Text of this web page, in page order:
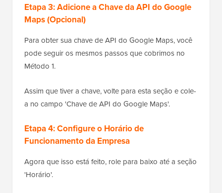
Etapa 3: Adicione a Chave da API do Google
Maps (Opcional)
Para obter sua chave de API do Google Maps, você
pode seguir os mesmos passos que cobrimos no
Método 1.
Assim que tiver a chave, volte para esta seção e cole-
a no campo 'Chave de API do Google Maps'.
Etapa 4: Configure o Horário de
Funcionamento da Empresa
Agora que isso está feito, role para baixo até a seção
'Horário'.